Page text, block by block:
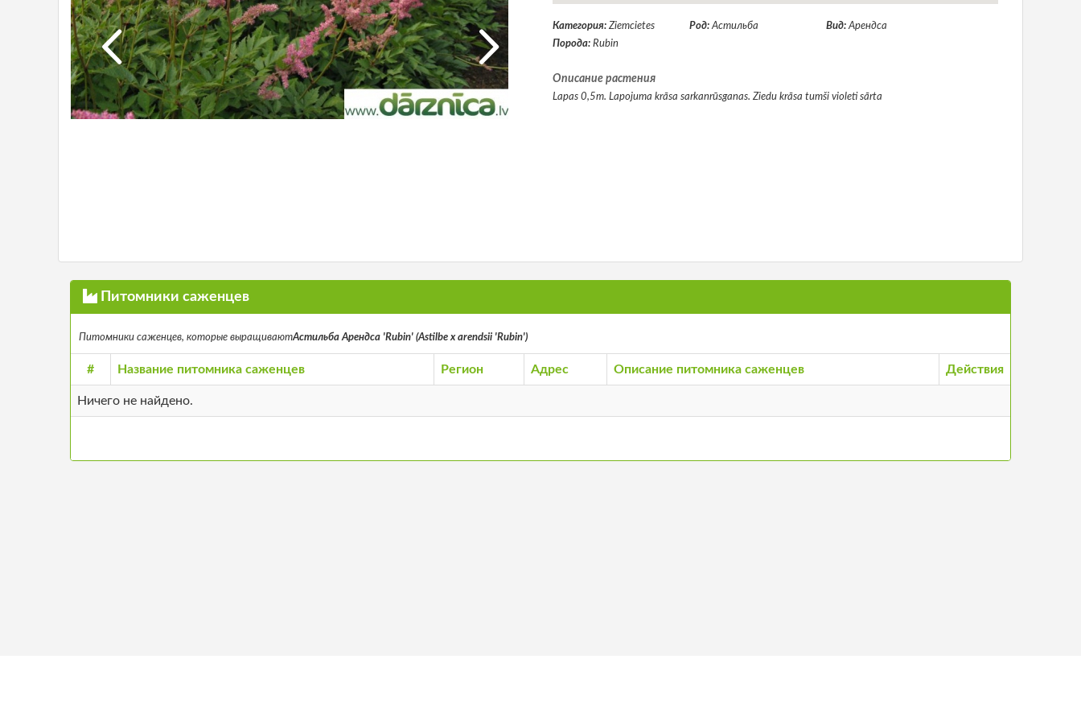
Категория: Ziemcietes Род: Астильба Вид: Арендса
Порода: Rubin
Описание растения
Lapas 0,5m. Lapojuma krāsa sarkanrūsganas. Ziedu krāsa tumši violeti sārta
Питомники саженцев
Питомники саженцев, которые выращиваютАстильба Арендса 'Rubin' (Astilbe x arendsii 'Rubin')
# Название питомника саженцев Регион Адрес Описание питомника саженцев Действия
Ничего не найдено.